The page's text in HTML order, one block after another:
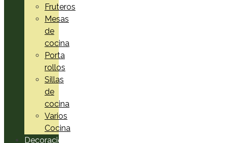
Fruteros
Mesas
de
cocina
Porta
rollos
Sillas
de
cocina
Varios
Cocina
Decoración